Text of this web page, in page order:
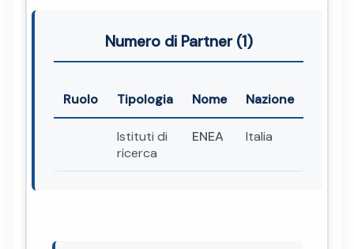
Numero di Partner (1)
Ruolo Tipologia Nome Nazione
Istituti di
ricerca
ENEA Italia